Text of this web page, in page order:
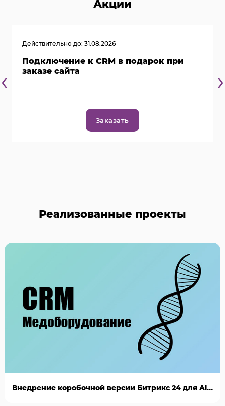
Акции
Действительно до: 31.08.2026
Подключение к CRM в подарок при
заказе сайта
Заказать
‹ ›
Реализованные проекты
Внедрение коробочной версии Битрикс 24 для AlianBio